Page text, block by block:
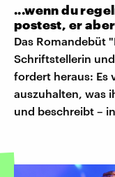
...wenn du
postest, er
Das Romandebüt
Schriftstellerin
fordert heraus: Es
auszuhalten, was
und beschreibt –